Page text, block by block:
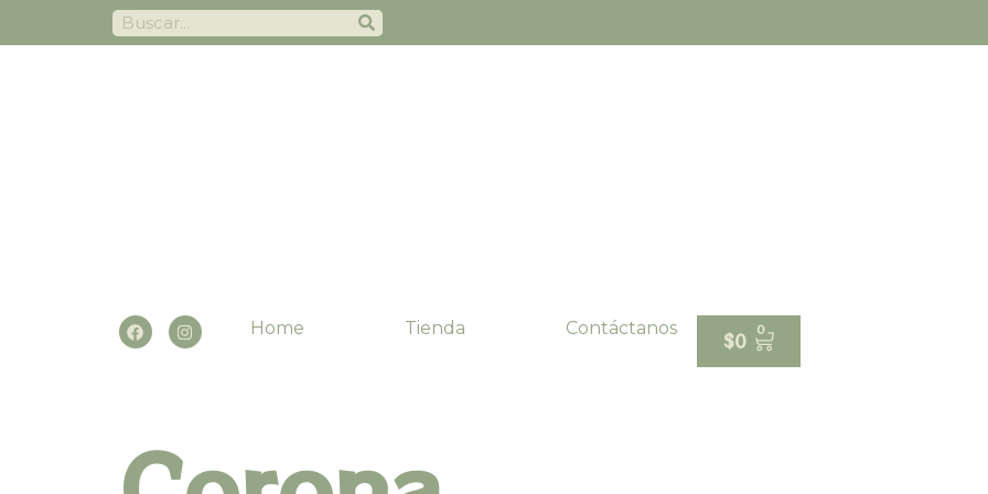
Home Tienda Contáctanos
$0
0